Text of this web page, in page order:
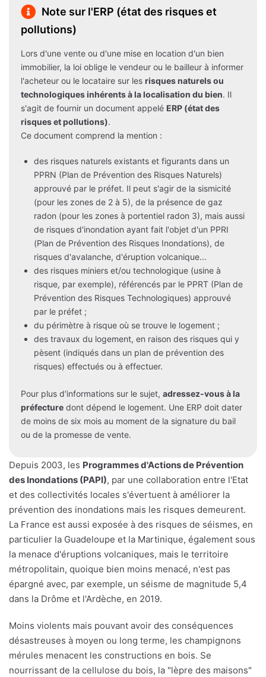
Note sur l'ERP (état des risques et
pollutions)
Lors d'une vente ou d'une mise en location d'un bien
immobilier, la loi oblige le vendeur ou le bailleur à informer
l'acheteur ou le locataire sur les risques naturels ou
technologiques inhérents à la localisation du bien. Il
s'agit de fournir un document appelé ERP (état des
risques et pollutions).
Ce document comprend la mention :
des risques naturels existants et figurants dans un
PPRN (Plan de Prévention des Risques Naturels)
approuvé par le préfet. Il peut s'agir de la sismicité
(pour les zones de 2 à 5), de la présence de gaz
radon (pour les zones à portentiel radon 3), mais aussi
de risques d'inondation ayant fait l'objet d'un PPRI
(Plan de Prévention des Risques Inondations), de
risques d'avalanche, d'éruption volcanique...
des risques miniers et/ou technologique (usine à
risque, par exemple), référencés par le PPRT (Plan de
Prévention des Risques Technologiques) approuvé
par le préfet ;
du périmètre à risque où se trouve le logement ;
des travaux du logement, en raison des risques qui y
pèsent (indiqués dans un plan de prévention des
risques) effectués ou à effectuer.
Pour plus d'informations sur le sujet, adressez-vous à la
préfecture dont dépend le logement. Une ERP doit dater
de moins de six mois au moment de la signature du bail
ou de la promesse de vente.
Depuis 2003, les Programmes d'Actions de Prévention
des Inondations (PAPI), par une collaboration entre l'Etat
et des collectivités locales s'évertuent à améliorer la
prévention des inondations mais les risques demeurent.
La France est aussi exposée à des risques de séismes, en
particulier la Guadeloupe et la Martinique, également sous
la menace d'éruptions volcaniques, mais le territoire
métropolitain, quoique bien moins menacé, n'est pas
épargné avec, par exemple, un séisme de magnitude 5,4
dans la Drôme et l'Ardèche, en 2019.
Moins violents mais pouvant avoir des conséquences
désastreuses à moyen ou long terme, les champignons
mérules menacent les constructions en bois. Se
nourrissant de la cellulose du bois, la "lèpre des maisons"